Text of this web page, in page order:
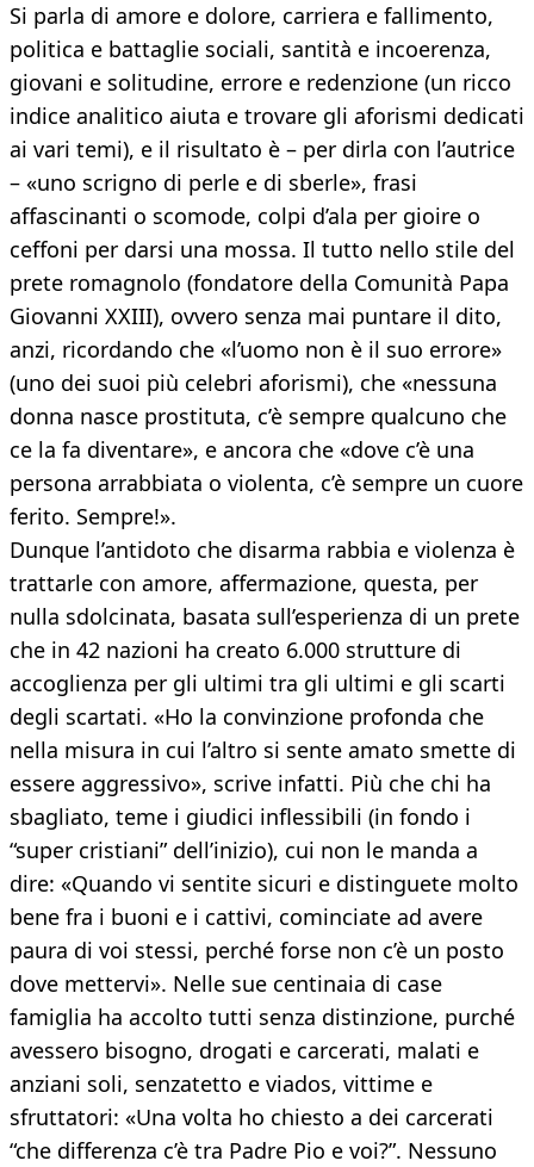
Si parla di amore e dolore, carriera e fallimento,
politica e battaglie sociali, santità e incoerenza,
giovani e solitudine, errore e redenzione (un ricco
indice analitico aiuta e trovare gli aforismi dedicati
ai vari temi), e il risultato è – per dirla con l’autrice
– «uno scrigno di perle e di sberle», frasi
affascinanti o scomode, colpi d’ala per gioire o
ceffoni per darsi una mossa. Il tutto nello stile del
prete romagnolo (fondatore della Comunità Papa
Giovanni XXIII), ovvero senza mai puntare il dito,
anzi, ricordando che «l’uomo non è il suo errore»
(uno dei suoi più celebri aforismi), che «nessuna
donna nasce prostituta, c’è sempre qualcuno che
ce la fa diventare», e ancora che «dove c’è una
persona arrabbiata o violenta, c’è sempre un cuore
ferito. Sempre!».
Dunque l’antidoto che disarma rabbia e violenza è
trattarle con amore, affermazione, questa, per
nulla sdolcinata, basata sull’esperienza di un prete
che in 42 nazioni ha creato 6.000 strutture di
accoglienza per gli ultimi tra gli ultimi e gli scarti
degli scartati. «Ho la convinzione profonda che
nella misura in cui l’altro si sente amato smette di
essere aggressivo», scrive infatti. Più che chi ha
sbagliato, teme i giudici inflessibili (in fondo i
“super cristiani” dell’inizio), cui non le manda a
dire: «Quando vi sentite sicuri e distinguete molto
bene fra i buoni e i cattivi, cominciate ad avere
paura di voi stessi, perché forse non c’è un posto
dove mettervi». Nelle sue centinaia di case
famiglia ha accolto tutti senza distinzione, purché
avessero bisogno, drogati e carcerati, malati e
anziani soli, senzatetto e viados, vittime e
sfruttatori: «Una volta ho chiesto a dei carcerati
“che differenza c’è tra Padre Pio e voi?”. Nessuno